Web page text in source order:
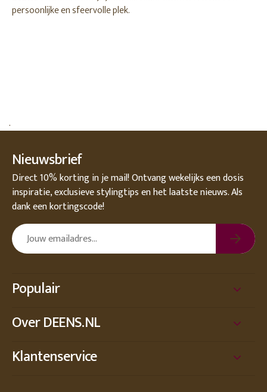
persoonlijke en sfeervolle plek.
.
Nieuwsbrief
Direct 10% korting in je mail! Ontvang wekelijks een dosis
inspiratie, exclusieve stylingtips en het laatste nieuws. Als
dank een kortingscode!
Populair
Over DEENS.NL
Klantenservice